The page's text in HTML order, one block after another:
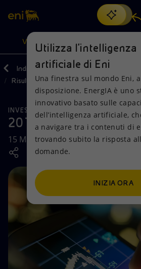
Cerca
Oppure scopri EnergIA, la nostra nuova
artificiale.
VISIONE
Visione
Mission e valori
Persone e Partnership
Net Zero
Modello satellitare
Energia accessibile
Innovazione
Azioni
Diversificazione energetica
Tecnologie per la transizione
Collaborazioni per l'innovazione
Attività nel mondo
Prodotti
Casa
Imprese
Mobilità
Indietro Investitori
Reporting e
Risultati finanziari e rapporti
INVESTITORI
2019-2022 Strategy
15 Marzo 2019
Utilizza l'intelligenza
artificiale di Eni
Una finestra sul mondo Eni,
disposizione. EnergIA è uno
innovativo basato sulle
dell’intelligenza artificiale,
a navigare tra i contenuti di
trovando subito la risposta
domande.
INIZIA ORA